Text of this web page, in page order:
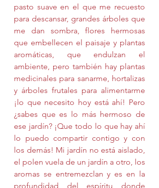
pasto suave en el que me recuesto
para descansar, grandes árboles que
me dan sombra, flores hermosas
que embellecen el paisaje y plantas
aromáticas, que endulzan el
ambiente, pero también hay plantas
medicinales para sanarme, hortalizas
y árboles frutales para alimentarme
¡lo que necesito hoy está ahí! Pero
¿sabes que es lo más hermoso de
ese jardín? ¡Que todo lo que hay ahí
lo puedo compartir contigo y con
los demás! Mi jardín no está aislado,
el polen vuela de un jardín a otro, los
aromas se entremezclan y es en la
profundidad del espíritu donde